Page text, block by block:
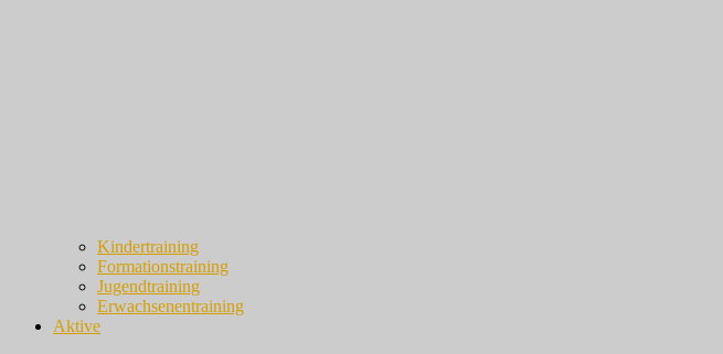
Kindertraining
Formationstraining
Jugendtraining
Erwachsenentraining
Aktive